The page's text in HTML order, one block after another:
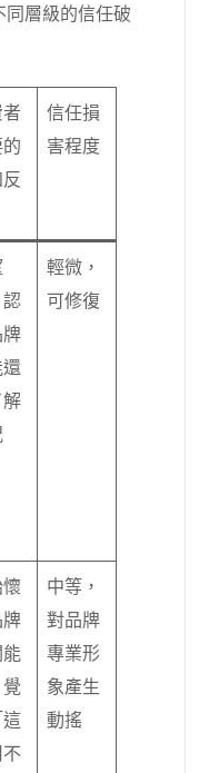
層級的信任破
信任損
害程度
輕微，
可修復
中等，
對品牌
專業形
象產生
動搖